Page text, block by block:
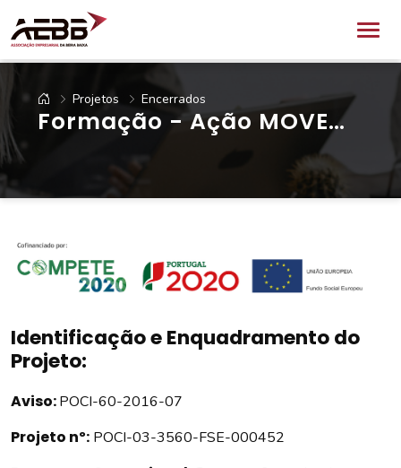
Projetos Encerrados
Formação - Ação MOVE
Identificação e Enquadramento do
Projeto:
Aviso:POCI-60-2016-07
Projeto nº: POCI-03-3560-FSE-000452